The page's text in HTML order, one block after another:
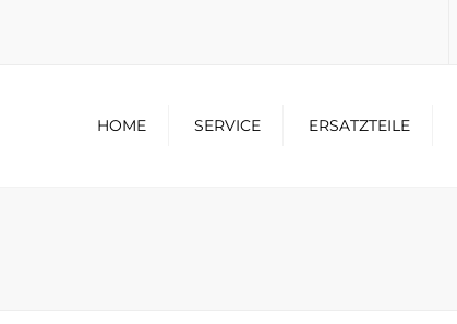
HOME SERVICE ERSATZTEILE